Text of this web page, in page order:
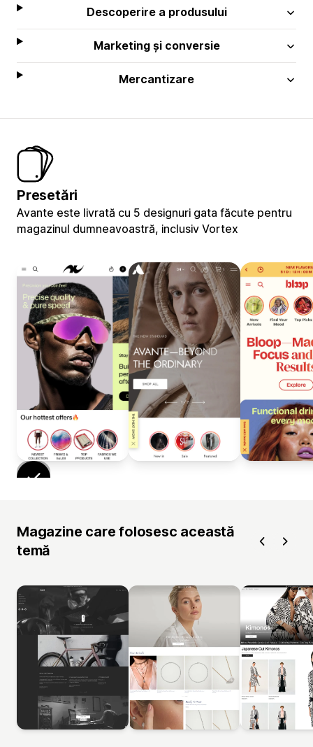
Descoperire a produsului
Marketing și conversie
Mercantizare
Presetări
Avante este livrată cu 5 designuri gata făcute pentru
magazinul dumneavoastră, inclusiv Vortex
Magazine care folosesc această
temă